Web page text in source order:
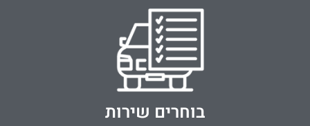
בוחרים שירות